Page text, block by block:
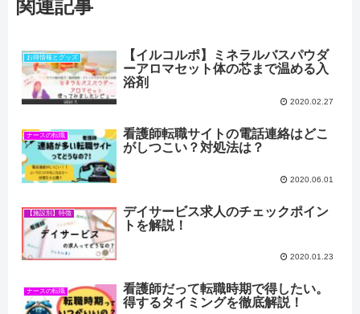
関連記事
お得情報とグッズ
【イルコルポ】ミネラルバスパウダ
ーアロマセット体の芯まで温める入
浴剤
2020.02.27
ナースの転職
看護師転職サイトの電話連絡はどこ
がしつこい？対処法は？
2020.06.01
【施設別】特徴
デイサービス求人のチェックポイン
トを解説！
2020.01.23
ナースの転職
看護師だって転職時期で得したい。
得するタイミングを徹底解説！